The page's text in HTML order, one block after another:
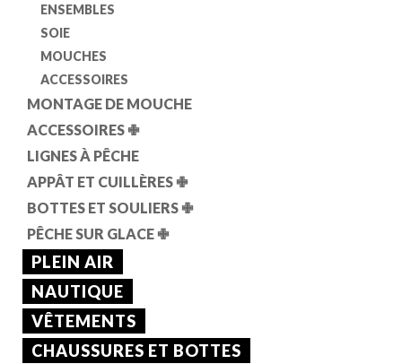
ENSEMBLES
SOIE
MOUCHES
ACCESSOIRES
MONTAGE DE MOUCHE
ACCESSOIRES ✙
LIGNES À PÊCHE
APPÂT ET CUILLÈRES ✙
BOTTES ET SOULIERS ✙
PÊCHE SUR GLACE ✙
PLEIN AIR
NAUTIQUE
VÊTEMENTS
CHAUSSURES ET BOTTES